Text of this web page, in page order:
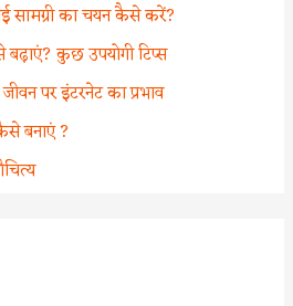
सामग्री का चयन कैसे करें?
बढ़ाएं? कुछ उपयोगी टिप्स
पर इंटरनेट का प्रभाव
बनाएं ?